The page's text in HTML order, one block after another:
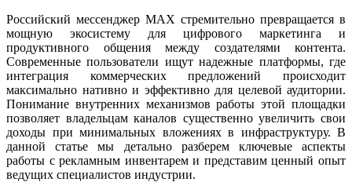
Российский мессенджер MAX стремительно превращается в
мощную экосистему для цифрового маркетинга и
продуктивного общения между создателями контента.
Современные пользователи ищут надежные платформы, где
интеграция коммерческих предложений происходит
максимально нативно и эффективно для целевой аудитории.
Понимание внутренних механизмов работы этой площадки
позволяет владельцам каналов существенно увеличить свои
доходы при минимальных вложениях в инфраструктуру. В
данной статье мы детально разберем ключевые аспекты
работы с рекламным инвентарем и представим ценный опыт
ведущих специалистов индустрии.